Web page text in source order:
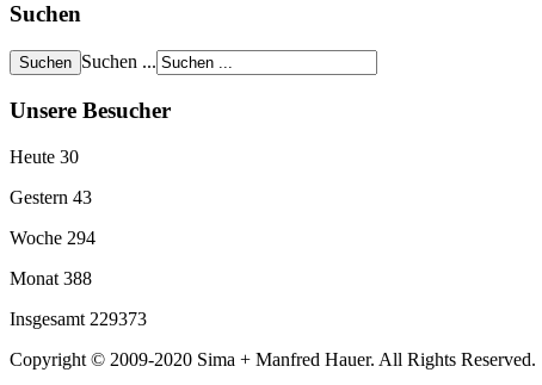
Suchen
Suchen ...
Unsere Besucher
Heute 30
Gestern 43
Woche 294
Monat 388
Insgesamt 229373
Copyright © 2009-2020 Sima + Manfred Hauer. All Rights Reserved.